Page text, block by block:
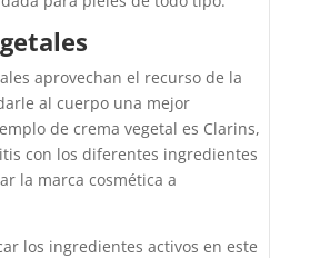
aprovechan el recurso de la
al cuerpo una mejor
de crema vegetal es Clarins,
con los diferentes ingredientes
la marca cosmética a
los ingredientes activos en este